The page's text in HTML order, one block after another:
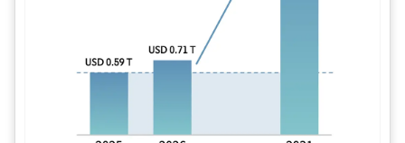
Imagem © Mordor Intelligence. O reuso